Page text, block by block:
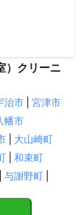
）クリーニ
治市
宮津市
幡市
大山崎町
和束町
与謝野町